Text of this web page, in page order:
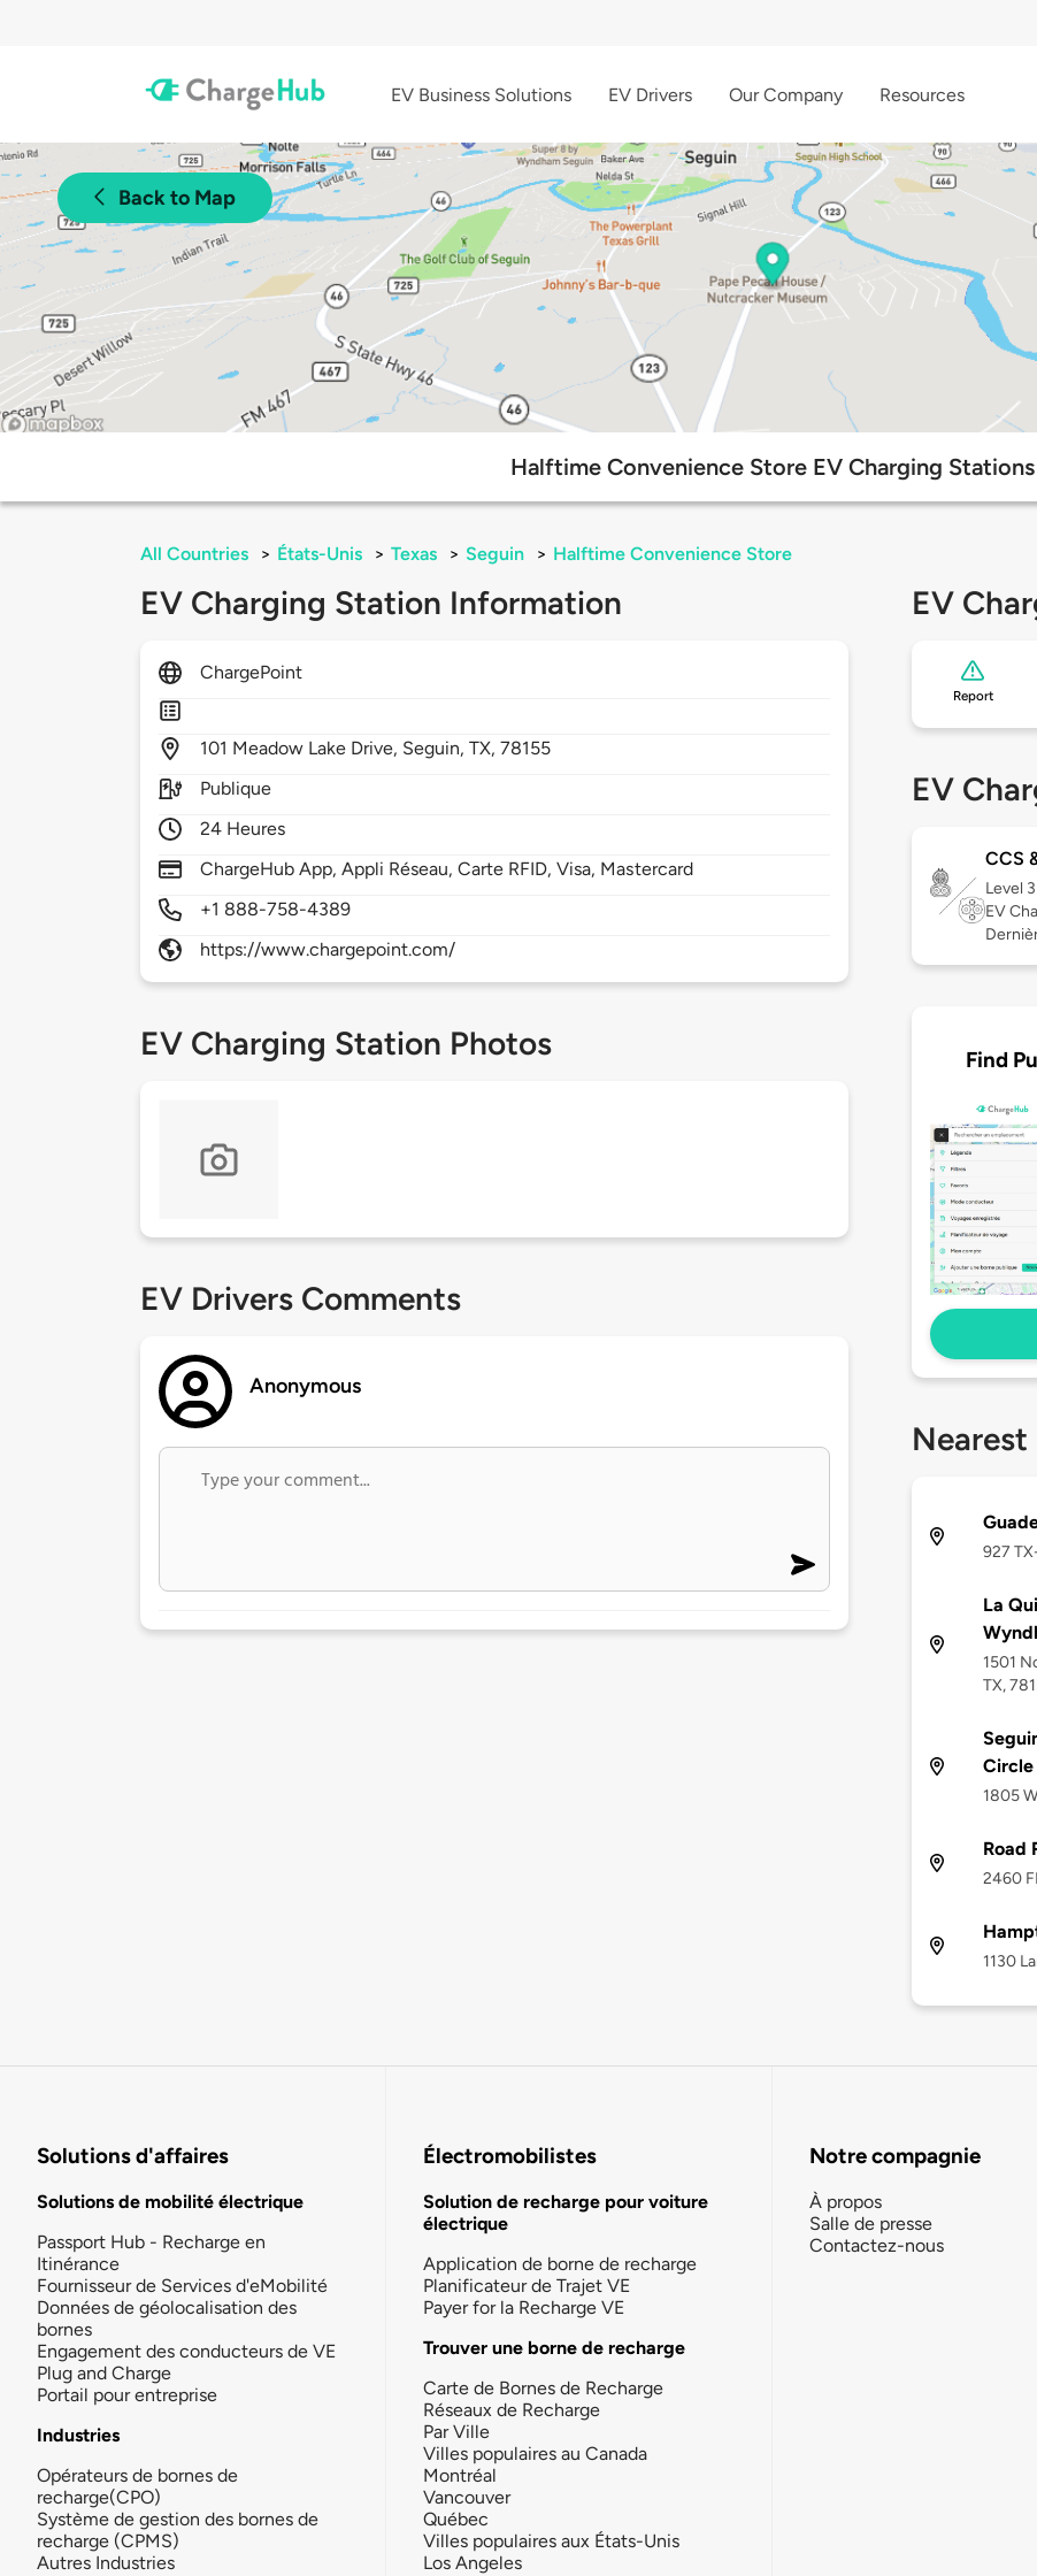
EV Business Solutions EV Drivers Our Company Resources
Back to Map
Halftime Convenience Store EV Charging Stations
All Countries > États-Unis > Texas > Seguin > Halftime Convenience Store
EV Charging Station Information
ChargePoint
101 Meadow Lake Drive, Seguin,TX,78155
Publique
24 Heures
ChargeHub App, Appli Réseau, Carte RFID, Visa, Mastercard
+1 888-758-4389
https://www.chargepoint.com/
EV Charging Station Photos
EV Drivers Comments
Anonymous
EV
Report
EV
CCS
Level 3
EV
Find
927
La
1501
TX,
Circle
1805
Road
2460
1130
Solutions d'affaires
Solutions de mobilité électrique
Passport Hub - Recharge en
Itinérance
Fournisseur de Services d'eMobilité
Données de géolocalisation des
bornes
Engagement des conducteurs de VE
Plug and Charge
Portail pour entreprise
Industries
Opérateurs de bornes de
recharge(CPO)
Système de gestion des bornes de
recharge (CPMS)
Autres Industries
Électromobilistes
Solution de recharge pour voiture
électrique
Application de borne de recharge
Planificateur de Trajet VE
Payer for la Recharge VE
Trouver une borne de recharge
Carte de Bornes de Recharge
Réseaux de Recharge
Par Ville
Villes populaires au Canada
Montréal
Vancouver
Québec
Villes populaires aux États-Unis
Los Angeles
Notre compagnie
À propos
Salle de presse
Contactez-nous